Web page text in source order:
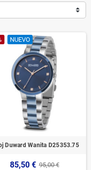
NUEVO
Duward Wanita D25353.75
85,50 € 95,00 €